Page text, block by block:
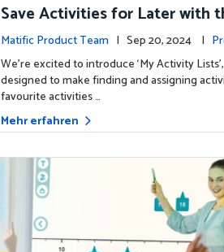
Save Activities for Later with
Lists Feature
Matific Product Team | Sep 20, 2024 |
We're excited to introduce ‘My Activity
designed to make finding and assigning
favourite activities …
Mehr erfahren